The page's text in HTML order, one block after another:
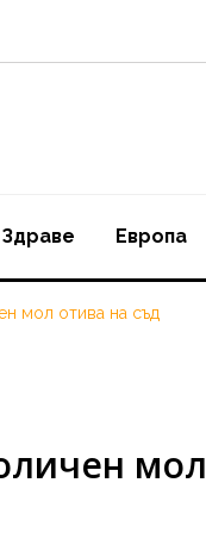
Здраве Европа
мол отива на съд
мол